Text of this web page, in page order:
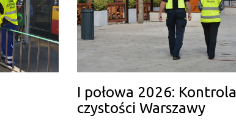
I połowa 2026: Kontrola
czystości Warszawy